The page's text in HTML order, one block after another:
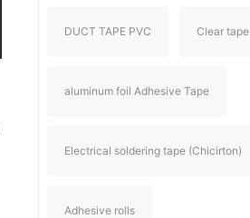
DUCT TAPE PVC Clear tape
aluminum foil Adhesive Tape
Electrical soldering tape (Chicirton)
Adhesive rolls